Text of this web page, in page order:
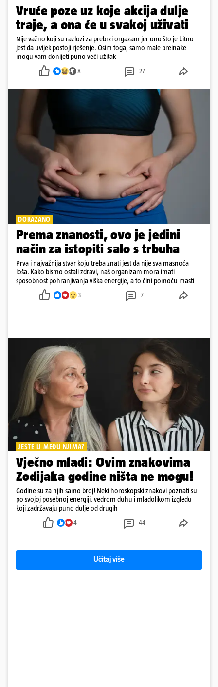
Vruće poze uz koje akcija dulje
traje, a ona će u svakoj uživati
Nije važno koji su razlozi za prebrzi orgazam jer ono što je bitno
jest da uvijek postoji rješenje. Osim toga, samo male preinake
mogu vam donijeti puno veći užitak
8 27
DOKAZANO
Prema znanosti, ovo je jedini
način za istopiti salo s trbuha
Prva i najvažnija stvar koju treba znati jest da nije sva masnoća
loša. Kako bismo ostali zdravi, naš organizam mora imati
sposobnost pohranjivanja viška energije, a to čini pomoću masti
3 7
JESTE LI MEĐU NJIMA?
Vječno mladi: Ovim znakovima
Zodijaka godine ništa ne mogu!
Godine su za njih samo broj! Neki horoskopski znakovi poznati su
po svojoj posebnoj energiji, vedrom duhu i mladolikom izgledu
koji zadržavaju puno dulje od drugih
4 44
Učitaj više